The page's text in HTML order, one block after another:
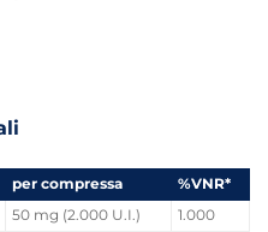
per compressa
%VNR*
50 mg (2.000 U.I.) 1.000